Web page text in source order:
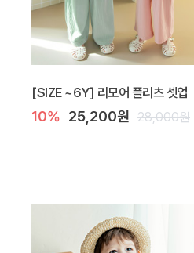
[SIZE ~6Y] 리모어 플리츠 셋업
10% 25,200원 28,000원